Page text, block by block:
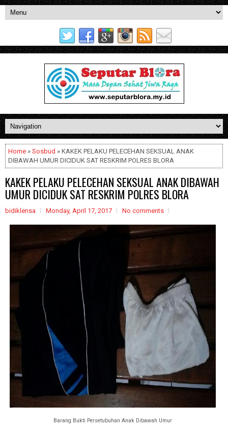
Home » Sosbud » KAKEK PELAKU PELECEHAN SEKSUAL ANAK
DIBAWAH UMUR DICIDUK SAT RESKRIM POLRES BLORA
KAKEK PELAKU PELECEHAN SEKSUAL ANAK DIBAWAH
UMUR DICIDUK SAT RESKRIM POLRES BLORA
bidiklensa Monday, April 17, 2017 No comments
Barang Bukti Persetubuhan Anak Dibawah Umur